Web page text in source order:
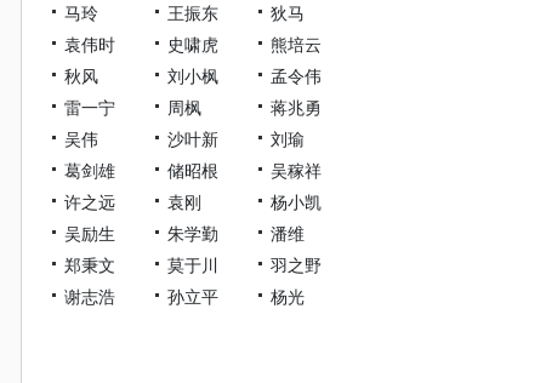
马玲
王振东
狄马
袁伟时
史啸虎
熊培云
秋风
刘小枫
孟令伟
雷一宁
周枫
蒋兆勇
吴伟
沙叶新
刘瑜
葛剑雄
储昭根
吴稼祥
许之远
袁刚
杨小凯
吴励生
朱学勤
潘维
郑秉文
莫于川
羽之野
谢志浩
孙立平 杨光